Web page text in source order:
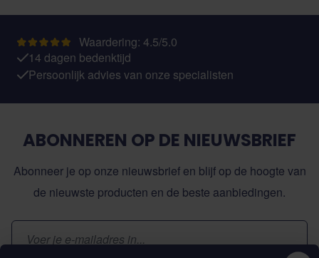
Waardering: 4.5/5.0
14 dagen bedenktijd
Persoonlijk advies van onze specialisten
ABONNEREN OP DE NIEUWSBRIEF
Abonneer je op onze nieuwsbrief en blijf op de hoogte van
de nieuwste producten en de beste aanbiedingen.
E-mailadres